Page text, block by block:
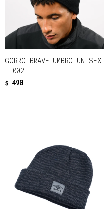
GORRO BRAVE UMBRO UNISEX
- 002
$ 490